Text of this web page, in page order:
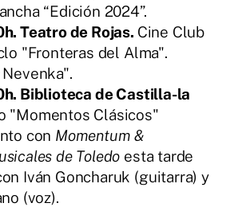
“Edición 2024”.
Teatro de Rojas. Cine Club
"Fronteras del Alma".
Biblioteca de Castilla-la
"Momentos Clásicos"
con Momentum &
de Toledo esta tarde
Iván Goncharuk (guitarra) y
(voz).